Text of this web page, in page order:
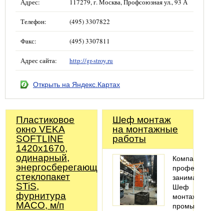
Адрес: 117279, г. Москва, Профсоюзная ул., 93 А
Телефон: (495) 3307822
Факс: (495) 3307811
Адрес сайта: http://gr-stroy.ru
Открыть на Яндекс.Картах
Пластиковое
окно VEKA
SOFTLINE
1420х1670,
одинарный,
энергосберегающий
стеклопакет
STiS,
фурнитура
MACO, м/п
Шеф монтаж
на монтажные
работы
Компания
занимается
Шеф
монтажом